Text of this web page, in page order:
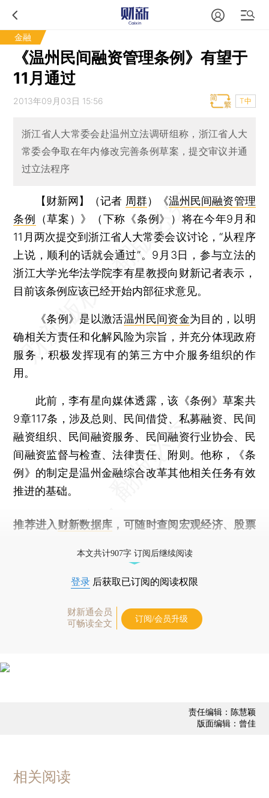
金融
《温州民间融资管理条例》有望于
11月通过
2013年09月03日 15:56 T中
浙江省人大常委会赴温州立法调研组称，浙江省人大
常委会争取在年内修改完善条例草案，提交审议并通
过立法程序
【财新网】（记者 周群） 《温州民间融资管理
条例
（草案）》（下称《条例》）将在今年9月和
11月两次提交到浙江省人大常委会议讨论，“从程序
上说，顺利的话就会通过”。9月3日，参与立法的
浙江大学光华法学院李有星教授向财新记者表示，
目前该条例应该已经开始内部征求意见。
《条例》是以激活温州民间资金为目的，以明
确相关方责任和化解风险为宗旨，并充分体现政府
服务，积极发挥现有的第三方中介服务组织的作
用。
此前，李有星向媒体透露，该《条例》草案共
9章117条，涉及总则、民间借贷、私募融资、民间
融资组织、民间融资服务、民间融资行业协会、民
间融资监督与检查、法律责任、附则。他称，《条
例》的制定是温州金融综合改革其他相关任务有效
推进的基础。
推荐进入 财新数据库 ，可随时查阅宏观经济、股票
本文共计907字 订阅后继续阅读
登录 后获取已订阅的阅读权限
财新通会员
可畅读全文
订阅/会员升级
责任编辑：陈慧颖
版面编辑：曾佳
相关阅读